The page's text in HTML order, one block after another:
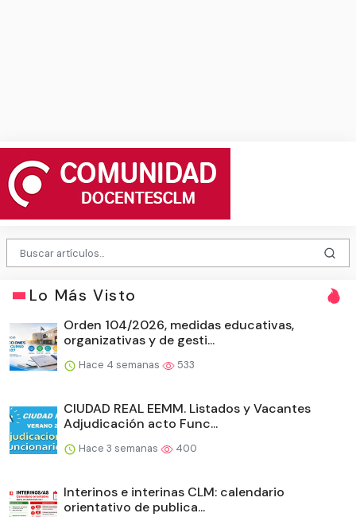
Lo Más Visto
Orden 104/2026, medidas educativas,
organizativas y de gesti...
Hace 4 semanas 533
CIUDAD REAL EEMM. Listados y Vacantes
Adjudicación acto Func...
Hace 3 semanas 400
Interinos e interinas CLM: calendario
orientativo de publica...